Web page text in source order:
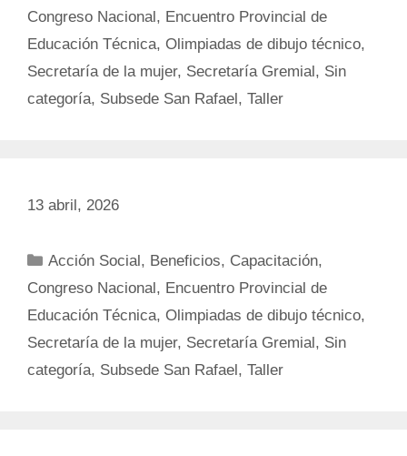
Congreso Nacional , Encuentro Provincial de
Educación Técnica, Olimpiadas de dibujo técnico,
Secretaría de la mujer, Secretaría Gremial , Sin
categoría, Subsede San Rafael , Taller
13 abril, 2026
Categorías
Acción Social, Beneficios, Capacitación,
Congreso Nacional, Encuentro Provincial de
Educación Técnica, Olimpiadas de dibujo técnico,
Secretaría de la mujer, Secretaría Gremial, Sin
categoría, Subsede San Rafael, Taller